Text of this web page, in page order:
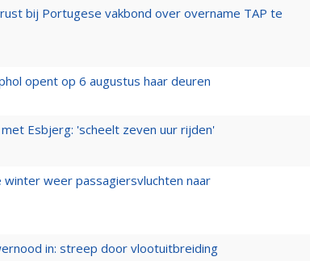
bij Portugese vakbond over overname TAP te
opent op 6 augustus haar deuren
Esbjerg: 'scheelt zeven uur rijden'
winter weer passagiersvluchten naar
in: streep door vlootuitbreiding